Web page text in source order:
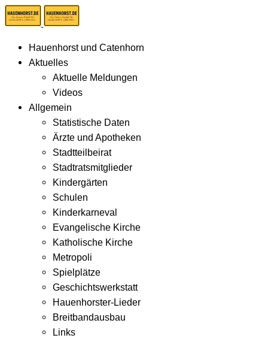
Hauenhorst und Catenhorn
Aktuelles
Aktuelle Meldungen
Videos
Allgemein
Statistische Daten
Ärzte und Apotheken
Stadtteilbeirat
Stadtratsmitglieder
Kindergärten
Schulen
Kinderkarneval
Evangelische Kirche
Katholische Kirche
Metropoli
Spielplätze
Geschichtswerkstatt
Hauenhorster-Lieder
Breitbandausbau
Links